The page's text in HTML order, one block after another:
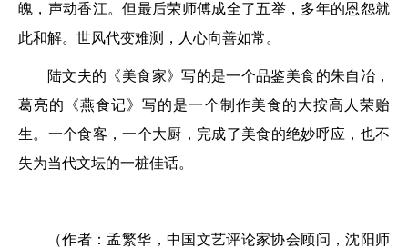
魄，声动香江。但最后荣师傅成全了五举，多年的恩怨就
此和解。世风代变难测，人心向善如常。
陆文夫的《美食家》写的是一个品鉴美食的朱自冶，
葛亮的《燕食记》写的是一个制作美食的大按高人荣贻
生。一个食客，一个大厨，完成了美食的绝妙呼应，也不
失为当代文坛的一桩佳话。
（作者：孟繁华，中国文艺评论家协会顾问，沈阳师